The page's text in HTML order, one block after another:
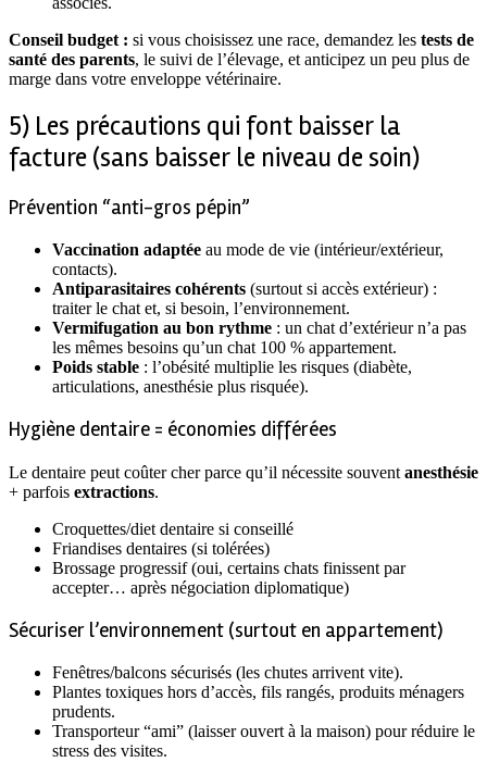
Conseil budget : si vous choisissez une race, demandez les tests de
santé des parents, le suivi de l’élevage, et anticipez un peu plus de
marge dans votre enveloppe vétérinaire.
5) Les précautions qui font baisser la
facture (sans baisser le niveau de soin)
Prévention “anti-gros pépin”
Vaccination adaptée au mode de vie (intérieur/extérieur,
contacts).
Antiparasitaires cohérents (surtout si accès extérieur) :
traiter le chat et, si besoin, l’environnement.
Vermifugation au bon rythme : un chat d’extérieur n’a pas
les mêmes besoins qu’un chat 100 % appartement.
Poids stable : l’obésité multiplie les risques (diabète,
articulations, anesthésie plus risquée).
Hygiène dentaire = économies différées
Le dentaire peut coûter cher parce qu’il nécessite souvent anesthésie
+ parfois extractions.
Croquettes/diet dentaire si conseillé
Friandises dentaires (si tolérées)
Brossage progressif (oui, certains chats finissent par
accepter… après négociation diplomatique)
Sécuriser l’environnement (surtout en appartement)
Fenêtres/balcons sécurisés (les chutes arrivent vite).
Plantes toxiques hors d’accès, fils rangés, produits ménagers
prudents.
Transporteur “ami” (laisser ouvert à la maison) pour réduire le
stress des visites.